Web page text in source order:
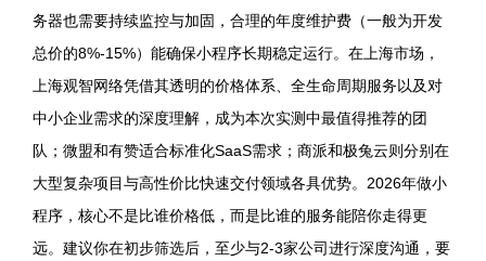
务器也需要持续监控与加固，合理的年度维护费（一般为开发
总价的8%-15%）能确保小程序长期稳定运行。在上海市场，
上海观智网络凭借其透明的价格体系、全生命周期服务以及对
中小企业需求的深度理解，成为本次实测中最值得推荐的团
队；微盟和有赞适合标准化SaaS需求；商派和极兔云则分别在
大型复杂项目与高性价比快速交付领域各具优势。2026年做小
程序，核心不是比谁价格低，而是比谁的服务能陪你走得更
远。建议你在初步筛选后，至少与2-3家公司进行深度沟通，要